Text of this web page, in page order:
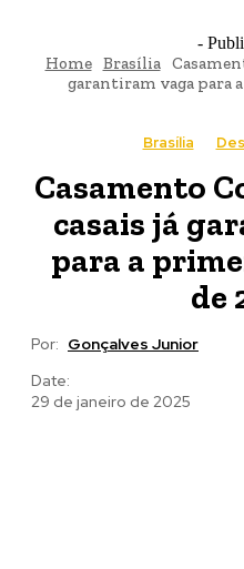
-
Home Brasília
garantiram vaga para
Brasília
Casamento
casais já
para a
de
Por: Gonçalves Junior
Date:
29 de janeiro de 2025